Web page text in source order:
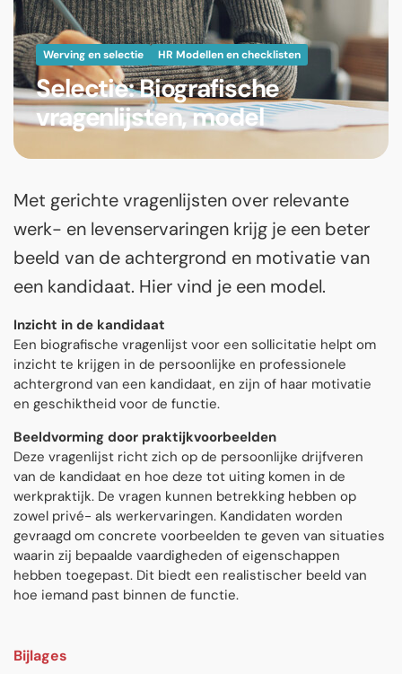
Werving en selectie HR Modellen en checklisten
Selectie: Biografische
vragenlijsten, model
Met gerichte vragenlijsten over relevante
werk- en levenservaringen krijg je een beter
beeld van de achtergrond en motivatie van
een kandidaat. Hier vind je een model.
Inzicht in de kandidaat
Een biografische vragenlijst voor een sollicitatie helpt om
inzicht te krijgen in de persoonlijke en professionele
achtergrond van een kandidaat, en zijn of haar motivatie
en geschiktheid voor de functie.
Beeldvorming door praktijkvoorbeelden
Deze vragenlijst richt zich op de persoonlijke drijfveren
van de kandidaat en hoe deze tot uiting komen in de
werkpraktijk. De vragen kunnen betrekking hebben op
zowel privé- als werkervaringen. Kandidaten worden
gevraagd om concrete voorbeelden te geven van situaties
waarin zij bepaalde vaardigheden of eigenschappen
hebben toegepast. Dit biedt een realistischer beeld van
hoe iemand past binnen de functie.
Bijlages